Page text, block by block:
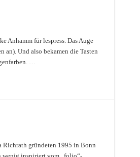
Anhamm für lespress. Das Auge
an). Und also bekamen die Tasten
…
gründeten 1995 in Bonn